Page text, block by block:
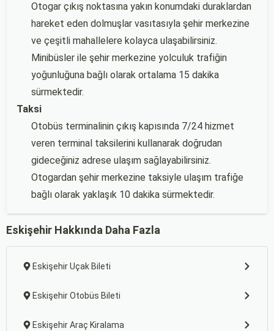
Otogar çıkış noktasına yakın konumdaki duraklardan
hareket eden dolmuşlar vasıtasıyla şehir merkezine
ve çeşitli mahallelere kolayca ulaşabilirsiniz.
Minibüsler ile şehir merkezine yolculuk trafiğin
yoğunluğuna bağlı olarak ortalama 15 dakika
sürmektedir.
Taksi
Otobüs terminalinin çıkış kapısında 7/24 hizmet
veren terminal taksilerini kullanarak doğrudan
gideceğiniz adrese ulaşım sağlayabilirsiniz.
Otogardan şehir merkezine taksiyle ulaşım trafiğe
bağlı olarak yaklaşık 10 dakika sürmektedir.
Eskişehir Hakkında Daha Fazla
Eskişehir Uçak Bileti
Eskişehir Otobüs Bileti
Eskişehir Araç Kiralama